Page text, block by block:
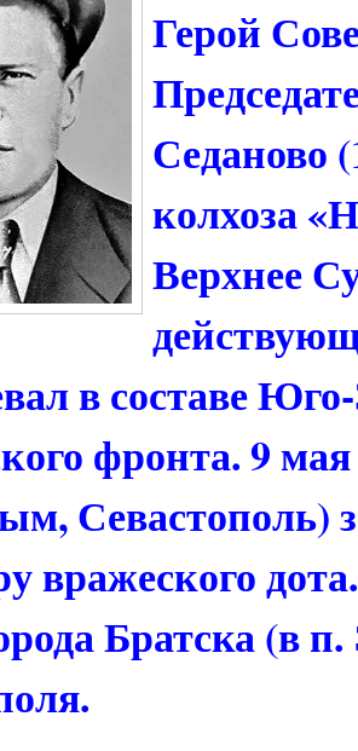
Герой
Седаново
колхоза
Верхнее
в составе
фронта. 9
Севастополь)
вражеского
Братска (в